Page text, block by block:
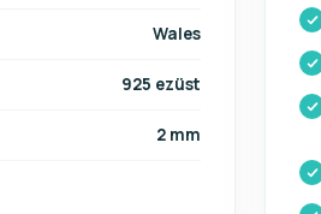
Wales
925 ezüst
2 mm